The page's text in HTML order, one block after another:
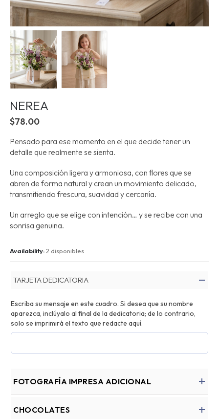
NEREA
$78.00
Pensado para ese momento en el que decide tener un
detalle que realmente se sienta.
Una composición ligera y armoniosa, con flores que se
abren de forma natural y crean un movimiento delicado,
transmitiendo frescura, suavidad y cercanía.
Un arreglo que se elige con intención… y se recibe con una
sonrisa genuina.
Availability:2 disponibles
TARJETA DEDICATORIA
Escriba su mensaje en este cuadro. Si desea que su nombre
aparezca, inclúyalo al final de la dedicatoria; de lo contrario,
solo se imprimirá el texto que redacte aquí.
FOTOGRAFÍA IMPRESA ADICIONAL
CHOCOLATES